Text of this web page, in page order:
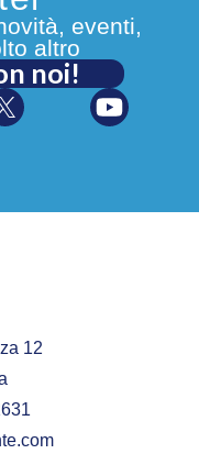
eventi,
altro
noi!
12